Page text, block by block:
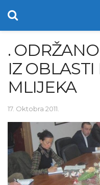
.
IZ
MLIJEKA
17. Oktobra 2011.